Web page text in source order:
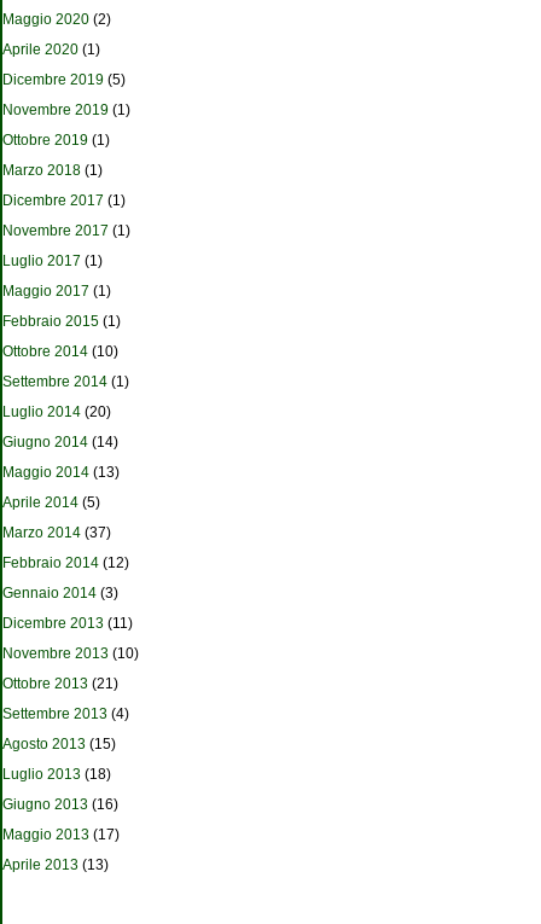
Maggio 2020 (2)
Aprile 2020 (1)
Dicembre 2019 (5)
Novembre 2019 (1)
Ottobre 2019 (1)
Marzo 2018 (1)
Dicembre 2017 (1)
Novembre 2017 (1)
Luglio 2017 (1)
Maggio 2017 (1)
Febbraio 2015 (1)
Ottobre 2014 (10)
Settembre 2014 (1)
Luglio 2014 (20)
Giugno 2014 (14)
Maggio 2014 (13)
Aprile 2014 (5)
Marzo 2014 (37)
Febbraio 2014 (12)
Gennaio 2014 (3)
Dicembre 2013 (11)
Novembre 2013 (10)
Ottobre 2013 (21)
Settembre 2013 (4)
Agosto 2013 (15)
Luglio 2013 (18)
Giugno 2013 (16)
Maggio 2013 (17)
Aprile 2013 (13)